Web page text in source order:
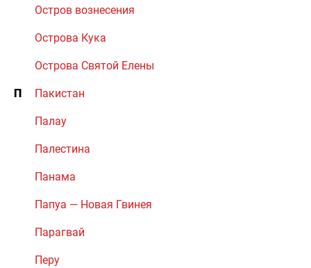
Остров вознесения
Острова Кука
Острова Святой Елены
П Пакистан
Палау
Палестина
Панама
Папуа — Новая Гвинея
Парагвай
Перу